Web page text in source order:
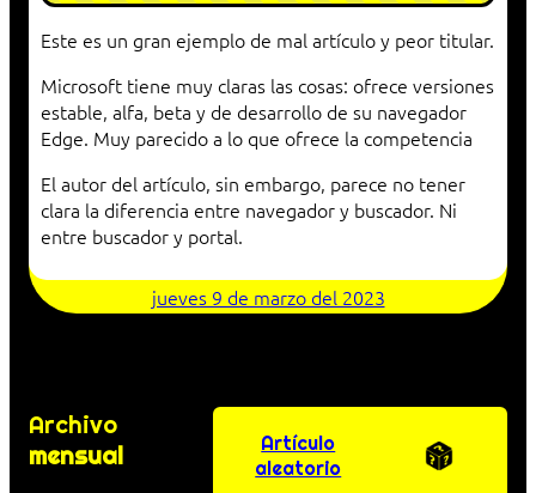
Este es un gran ejemplo de mal artículo y peor titular.
Microsoft tiene muy claras las cosas: ofrece versiones
estable, alfa, beta y de desarrollo de su navegador
Edge. Muy parecido a lo que ofrece la competencia
El autor del artículo, sin embargo, parece no tener
clara la diferencia entre navegador y buscador. Ni
entre buscador y portal.
jueves 9 de marzo del 2023
Archivo
mensual
Artículo
aleatorio